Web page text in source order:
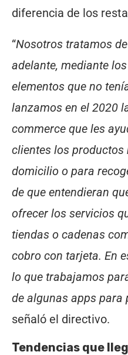
diferencia de los
“Nosotros tratamos
adelante, mediante
elementos que no
lanzamos en el 2020
commerce que les
clientes los productos
domicilio o para
de que entendieran
ofrecer los servicios
tiendas o cadenas
cobro con tarjeta. En
lo que trabajamos
de algunas apps
señaló el directivo.
Tendencias que